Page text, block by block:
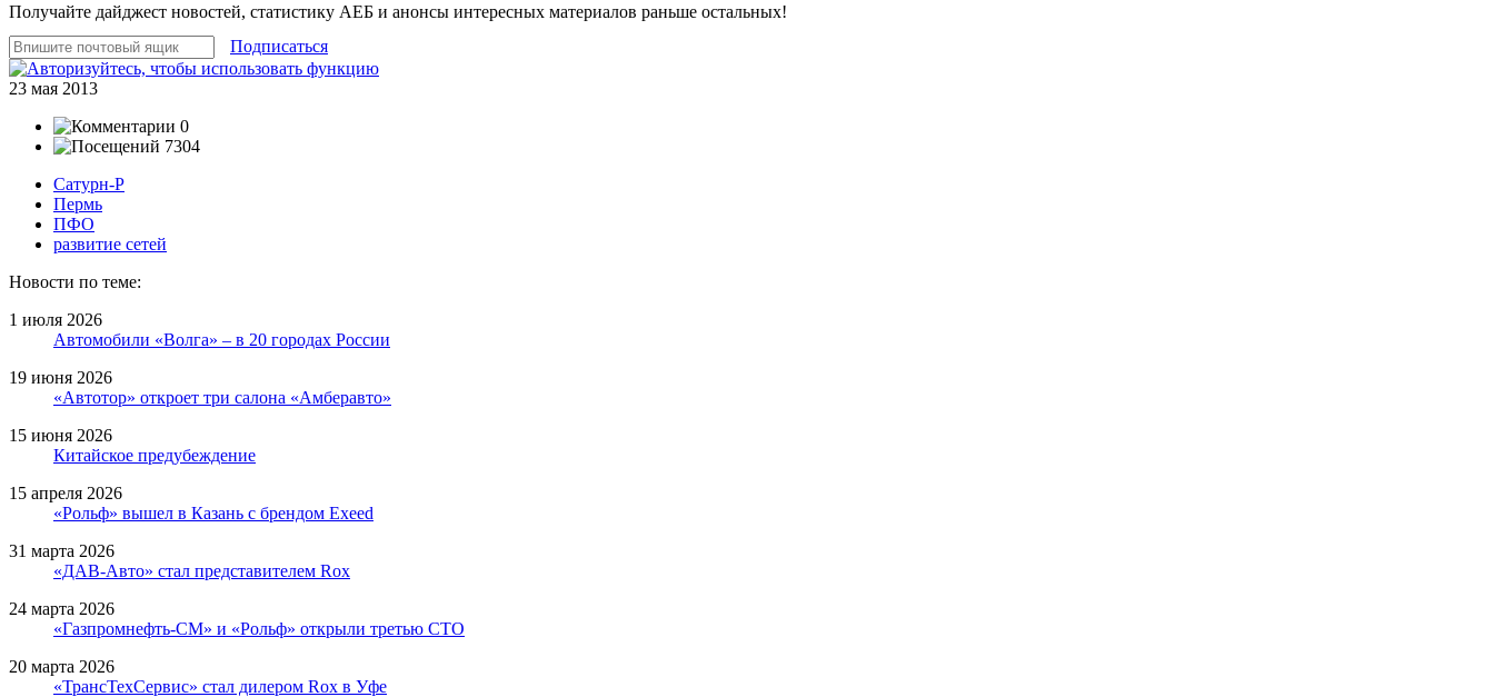
Получайте дайджест новостей, статистику АЕБ и анонсы интересных материалов раньше остальных!
Подписаться
23 мая 2013
0
7304
Сатурн-Р
Пермь
ПФО
развитие сетей
Новости по теме:
1 июля 2026
Автомобили «Волга» – в 20 городах России
19 июня 2026
«Автотор» откроет три салона «Амберавто»
15 июня 2026
Китайское предубеждение
15 апреля 2026
«Рольф» вышел в Казань с брендом Exeed
31 марта 2026
«ДАВ-Авто» стал представителем Rox
24 марта 2026
«Газпромнефть-СМ» и «Рольф» открыли третью СТО
20 марта 2026
«ТрансТехСервис» стал дилером Rox в Уфе